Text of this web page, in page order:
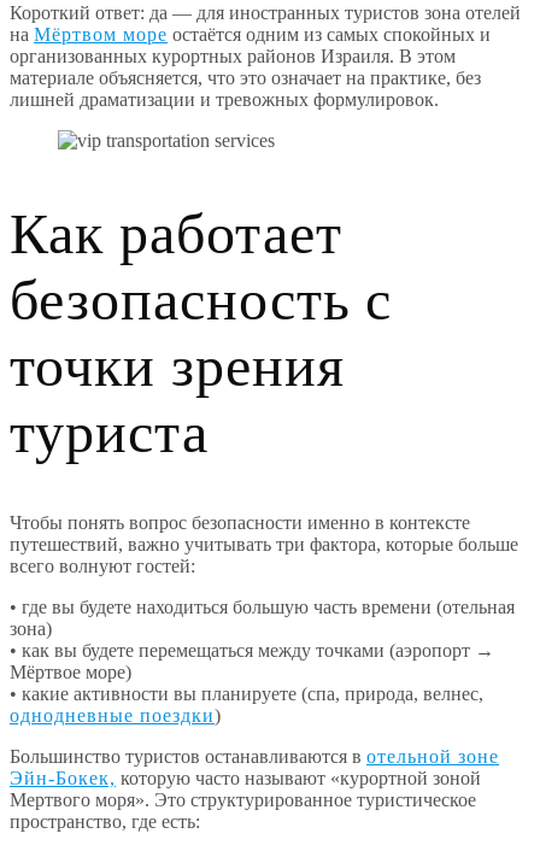
Короткий ответ: да — для иностранных туристов зона отелей
на Мёртвом море остаётся одним из самых спокойных и
организованных курортных районов Израиля. В этом
материале объясняется, что это означает на практике, без
лишней драматизации и тревожных формулировок.
Как работает
безопасность с
точки зрения
туриста
Чтобы понять вопрос безопасности именно в контексте
путешествий, важно учитывать три фактора, которые больше
всего волнуют гостей:
• где вы будете находиться большую часть времени (отельная
зона)
• как вы будете перемещаться между точками (аэропорт →
Мёртвое море)
• какие активности вы планируете (спа, природа, велнес,
однодневные поездки)
Большинство туристов останавливаются в отельной зоне
Эйн-Бокек, которую часто называют «курортной зоной
Мертвого моря». Это структурированное туристическое
пространство, где есть: